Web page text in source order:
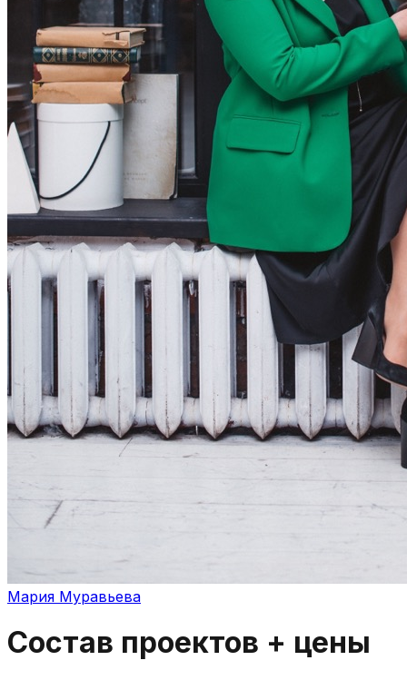
Мария Муравьева
Состав проектов + цены